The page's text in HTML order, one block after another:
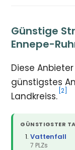
Günstige
Ennepe-
Diese
günstigstes
Landkreiss. [2]
GÜNSTIGSTER
Vattenfall
7 PLZs